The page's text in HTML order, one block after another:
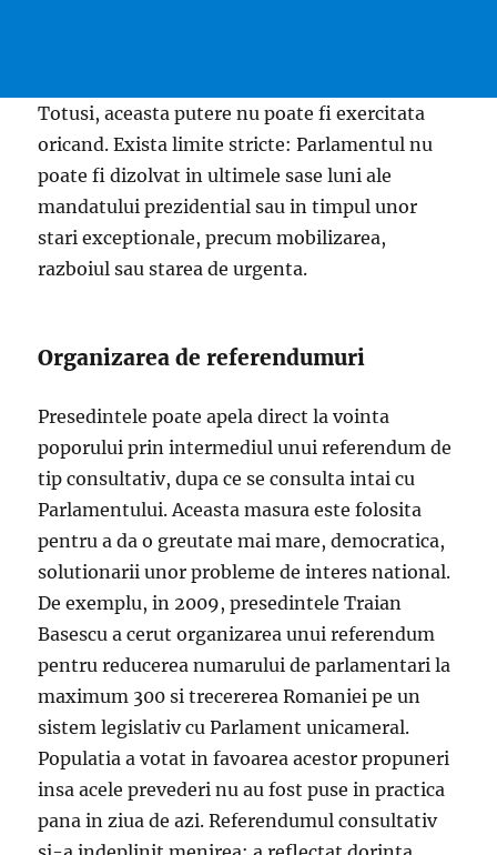
Totusi, aceasta putere nu poate fi exercitata
oricand. Exista limite stricte: Parlamentul nu
poate fi dizolvat in ultimele sase luni ale
mandatului prezidential sau in timpul unor
stari exceptionale, precum mobilizarea,
razboiul sau starea de urgenta.
Organizarea de referendumuri
Presedintele poate apela direct la vointa
poporului prin intermediul unui referendum de
tip consultativ, dupa ce se consulta intai cu
Parlamentului. Aceasta masura este folosita
pentru a da o greutate mai mare, democratica,
solutionarii unor probleme de interes national.
De exemplu, in 2009, presedintele Traian
Basescu a cerut organizarea unui referendum
pentru reducerea numarului de parlamentari la
maximum 300 si trecererea Romaniei pe un
sistem legislativ cu Parlament unicameral.
Populatia a votat in favoarea acestor propuneri
insa acele prevederi nu au fost puse in practica
pana in ziua de azi. Referendumul consultativ